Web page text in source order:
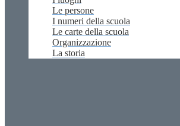
Le persone
I numeri della scuola
Le carte della scuola
Organizzazione
La storia